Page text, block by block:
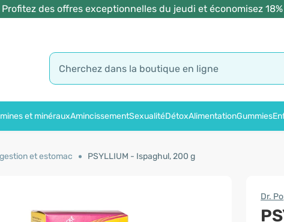
Profitez des offres exceptionnelles du jeudi et économisez
et minérauxAmincissementSexualitéDétoxAlimentationGummies
et estomac PSYLLIUM - Ispaghul, 200 g
Dr.